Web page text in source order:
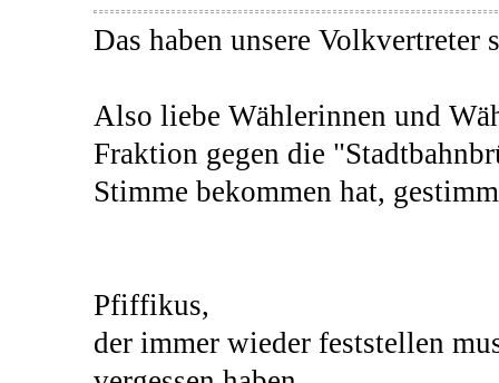
Das haben unsere Volkvertreter
Also liebe Wählerinnen und
Fraktion gegen die
Stimme bekommen hat,
Pfiffikus,
der immer wieder feststellen